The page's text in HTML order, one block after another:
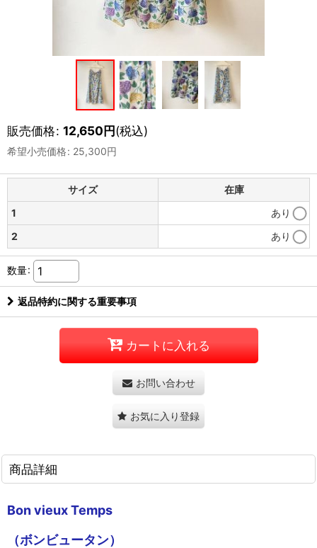
販売価格: 12,650円(税込)
希望小売価格: 25,300円
サイズ
在庫
1
あり
2
あり
数量:
返品特約に関する重要事項
カートに入れる
お問い合わせ
お気に入り登録
商品詳細
Bon vieux Temps
（ボンビュータン）